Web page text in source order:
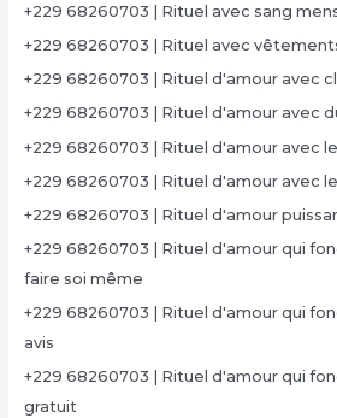
+229 68260703 | Rituel avec sang
+229 68260703 | Rituel avec
+229 68260703 | Rituel d'amour avec
+229 68260703 | Rituel d'amour avec
+229 68260703 | Rituel d'amour avec
+229 68260703 | Rituel d'amour avec
+229 68260703 | Rituel d'amour
+229 68260703 | Rituel d'amour qui
faire soi même
+229 68260703 | Rituel d'amour qui
avis
+229 68260703 | Rituel d'amour qui
gratuit